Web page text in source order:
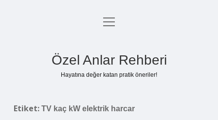
Anasayfa
menüyü
Özel Anlar Rehberi
Hayatına değer katan pratik öneriler!
Etiket: TV kaç kW elektrik harcar